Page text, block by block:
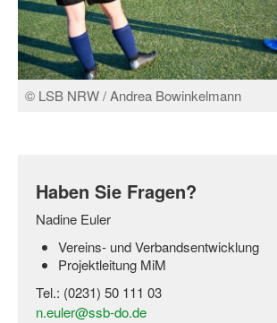
Sporthelferforum
Kinder- und Jugendqualifizierung
Kinderschutz im Sport
© LSB NRW / Andrea Bowinkelmann
Haben Sie Fragen?
Nadine Euler
Vereins- und Verbandsentwicklung
Projektleitung MiM
Tel.: (0231) 50 111 03
n.euler@ssb-do.de